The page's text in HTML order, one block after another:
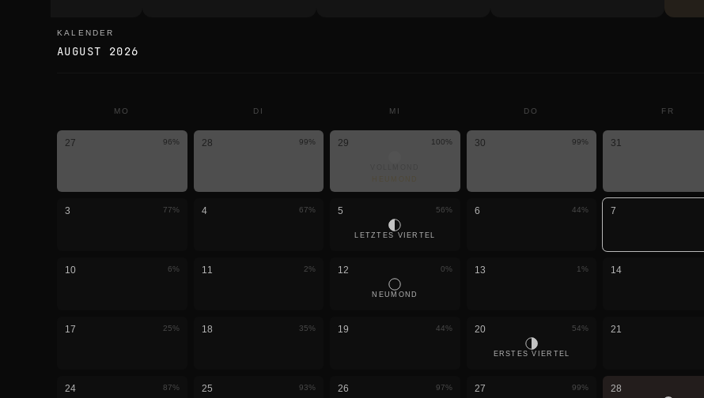
kalender
KALENDER
AUGUST 2026
MO DI MI DO FR
27 96% 28 99% 29 100% 30 99% 31
3 77% 4 67% 5 56%
LETZTES VIERTEL
6 44% 7
10 6% 11 2% 12 0%
NEUMOND
13 1% 14
17 25% 18 35% 19 44% 20 54%
ERSTES VIERTEL
21
24 87% 25 93% 26 97% 27 99% 28